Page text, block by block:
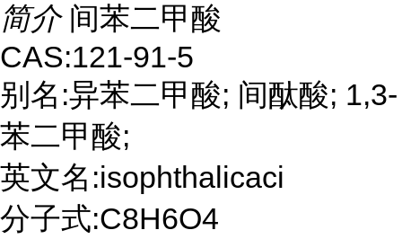
简介 间苯二甲酸
CAS:121-91-5
别名:异苯二甲酸; 间酞酸; 1,3-
苯二甲酸;
英文名:isophthalicaci
分子式:C8H6O4